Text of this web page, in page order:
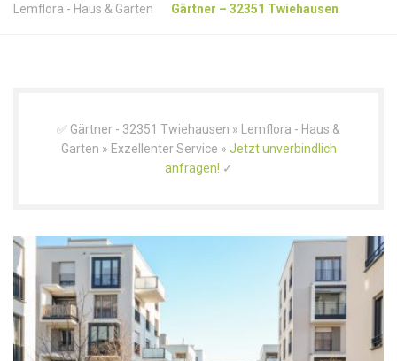
Lemflora - Haus & Garten Gärtner – 32351 Twiehausen
✅ Gärtner - 32351 Twiehausen » Lemflora - Haus &
Garten » Exzellenter Service » Jetzt unverbindlich
anfragen! ✓